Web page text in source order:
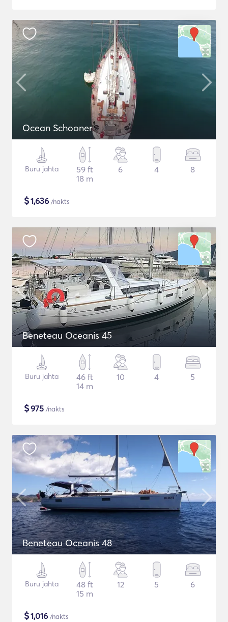
Ocean Schooner
Buru jahta
59 ft
18 m
6 4 8
$1,636 /nakts
Beneteau Oceanis 45
Buru jahta
46 ft
14 m
10 4 5
$975 /nakts
Beneteau Oceanis 48
Buru jahta
48 ft
15 m
12 5 6
$1,016 /nakts